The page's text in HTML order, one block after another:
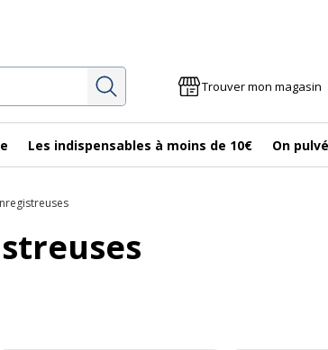
Rechercher Trouver mon magasin
Les indispensables à moins de 10€ On